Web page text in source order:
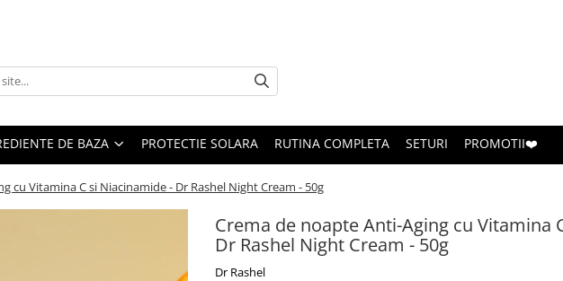
DE BAZA PROTECTIE SOLARA RUTINA COMPLETA SETURI PROMOTII❤️
cu Vitamina C si Niacinamide - Dr Rashel Night Cream - 50g
Crema de noapte Anti-Aging cu Vitamina
Dr Rashel Night Cream - 50g
Dr Rashel